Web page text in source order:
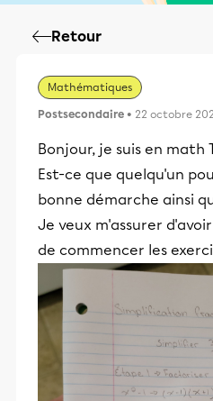
Retour
Mathématiques
Postsecondaire • 22 octobre
Bonjour, je suis en math
Est-ce que quelqu'un
bonne démarche ainsi
Je veux m'assurer
de commencer les